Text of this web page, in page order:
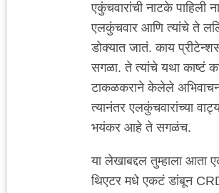
एकुंचवारांची नाटके पाहिली
एलकुंचवार आणि त्यांचे ते
डोक्यात जातं. काय
सगळा. ते त्यांचे यथा काष्टं
टाकळकराने केलेले
त्यानंतर एलकुंचवारांच्या
भयंकर आहे ते सगळंच.
या लेखाबद्दल तुम्हाला आता
थिएटर मधे एकटं डांबून